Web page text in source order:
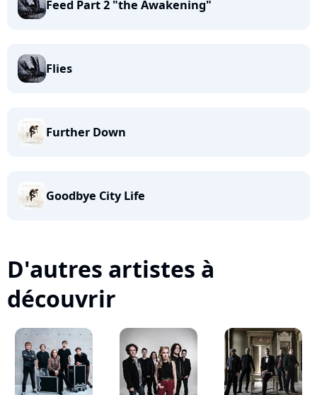
Feed Part 2 "the Awakening"
Flies
Further Down
Goodbye City Life
D'autres artistes à
découvrir